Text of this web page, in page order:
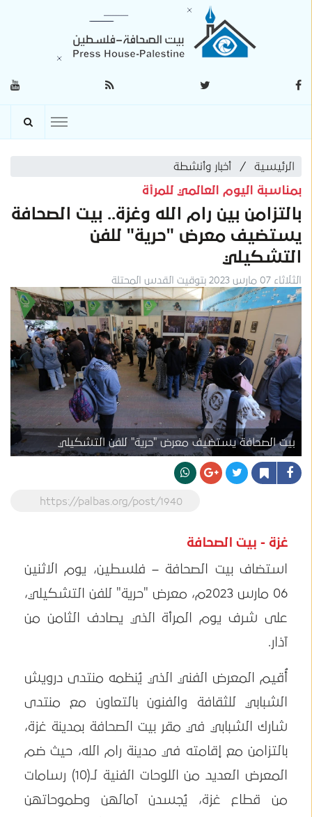
الرئيسية أخبار وأنشطة
بمناسبة اليوم العالمي للمرأة
بالتزامن بين رام الله وغزة.. بيت الصحافة
يستضيف معرض "حرية" للفن
التشكيلي
الثلاثاء 07 مارس 2023 بتوقيت القدس المحتلة
بيت الصحافة يستضيف معرض "حرية" للفن التشكيلي
https://palbas.org/post/1940
غزة - بيت الصحافة
استضاف بيت الصحافة – فلسطين، يوم الاثنين
06 مارس 2023م، معرض "حرية" للفن التشكيلي،
على شرف يوم المرأة الذي يصادف الثامن من
آذار.
أُقيم المعرض الفني الذي يُنظمه منتدى درويش
الشبابي للثقافة والفنون بالتعاون مع منتدى
شارك الشبابي في مقر بيت الصحافة بمدينة غزة،
بالتزامن مع إقامته في مدينة رام الله، حيث ضم
المعرض العديد من اللوحات الفنية لـ(10) رسامات
من قطاع غزة، يُجسدن آمالهن وطموحاتهن